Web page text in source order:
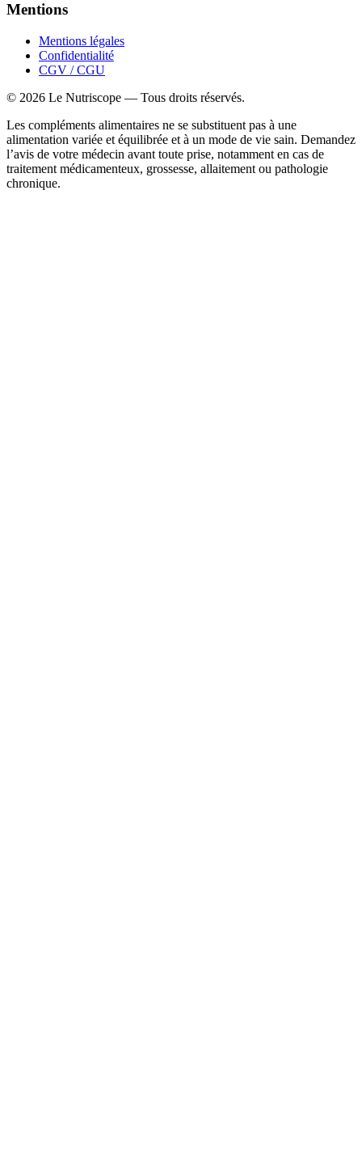
Mentions
Mentions légales
Confidentialité
CGV / CGU
© 2026 Le Nutriscope — Tous droits réservés.
Les compléments alimentaires ne se substituent pas à une
alimentation variée et équilibrée et à un mode de vie sain. Demandez
l’avis de votre médecin avant toute prise, notamment en cas de
traitement médicamenteux, grossesse, allaitement ou pathologie
chronique.